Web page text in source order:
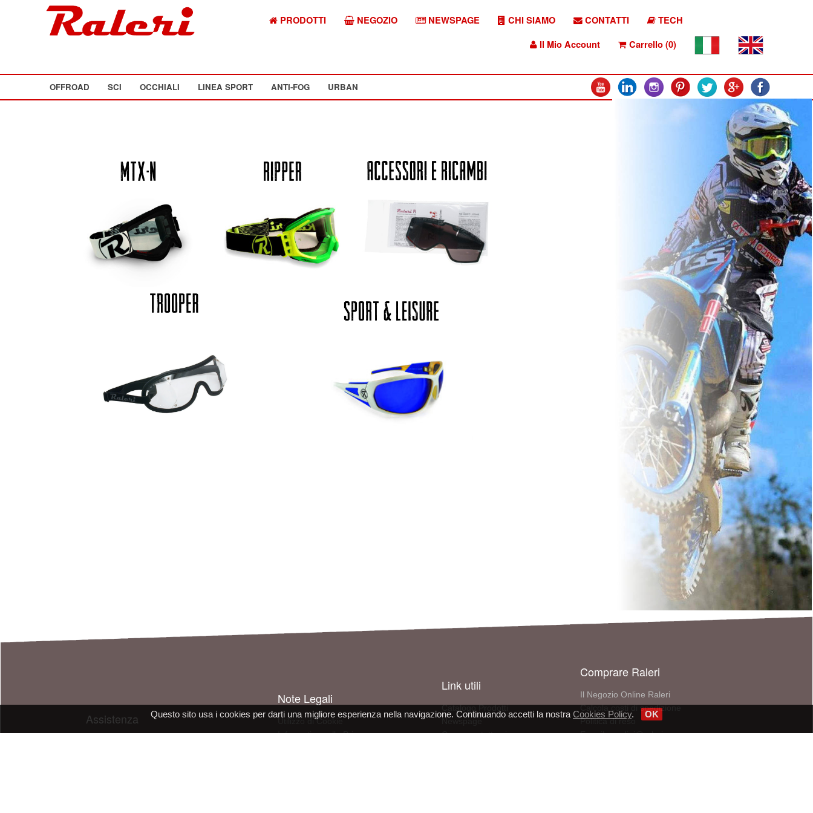
PRODOTTI NEGOZIO NEWSPAGE CHI SIAMO CONTATTI
TECH
Il Mio Account
Carrello (0)
OFFROAD SCI OCCHIALI LINEA SPORT ANTI-FOG URBAN
Questo sito usa i cookies per darti una migliore esperienza nella navigazione. Continuando accetti la nostra Cookies Policy. OK
Assistenza
Note Legali
Utilizzo di Cookie
Informativa sulla Privacy
Link utili
Catalogo Prodotti
Newspage
Come contattarci
Comprare Raleri
Il Negozio Online Raleri
Calcola costi di spedizione
Politica di reso
E-mail: ordini@raleri.com